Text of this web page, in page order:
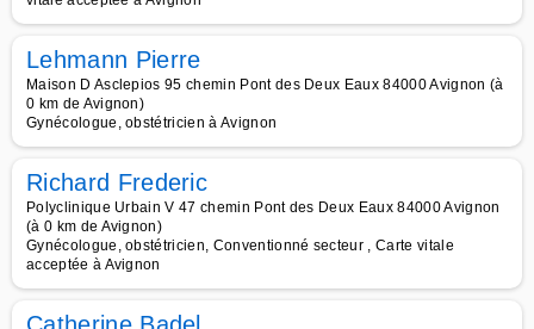
Lehmann Pierre
Maison D Asclepios 95 chemin Pont des Deux Eaux 84000 Avignon (à
0 km de Avignon)
Gynécologue, obstétricien à Avignon
Richard Frederic
Polyclinique Urbain V 47 chemin Pont des Deux Eaux 84000 Avignon
(à 0 km de Avignon)
Gynécologue, obstétricien, Conventionné secteur , Carte vitale
acceptée à Avignon